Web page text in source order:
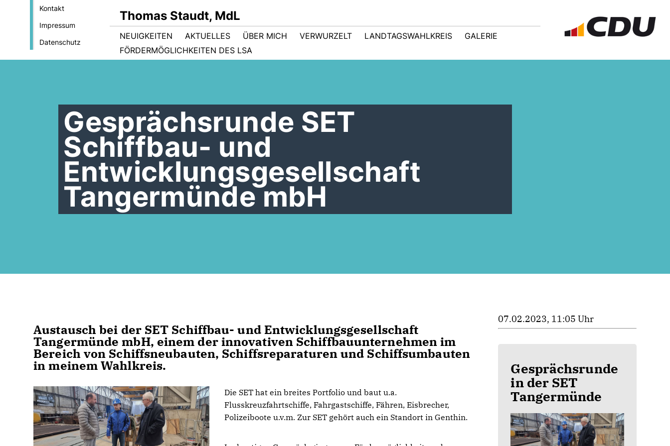
Kontakt
Impressum
Datenschutz
Thomas Staudt, MdL
NEUIGKEITEN AKTUELLES ÜBER MICH VERWURZELT LANDTAGSWAHLKREIS
GALERIE
FÖRDERMÖGLICHKEITEN DES LSA
Gesprächsrunde SET
Schiffbau- und
Entwicklungsgesellschaft
Tangermünde mbH
Austausch bei der SET Schiffbau- und Entwicklungsgesellschaft
Tangermünde mbH, einem der innovativen Schiffbauunternehmen im
Bereich von Schiffsneubauten, Schiffsreparaturen und Schiffsumbauten
in meinem Wahlkreis.
Die SET hat ein breites Portfolio und baut u.a.
Flusskreuzfahrtschiffe, Fahrgastschiffe, Fähren, Eisbrecher,
Polizeiboote u.v.m. Zur SET gehört auch ein Standort in Genthin.
07.02.2023, 11:05 Uhr
Gesprächsrunde
in der SET
Tangermünde